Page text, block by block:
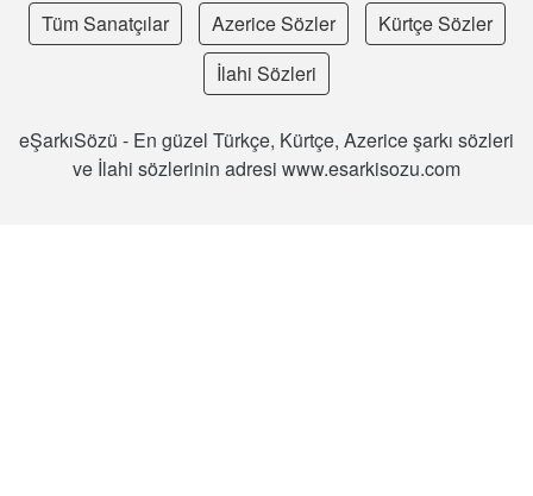
Tüm Sanatçılar Azerice Sözler
Kürtçe Sözler
İlahi Sözleri
eŞarkıSözü - En güzel Türkçe, Kürtçe, Azerice şarkı sözleri
ve İlahi sözlerinin adresi www.esarkisozu.com